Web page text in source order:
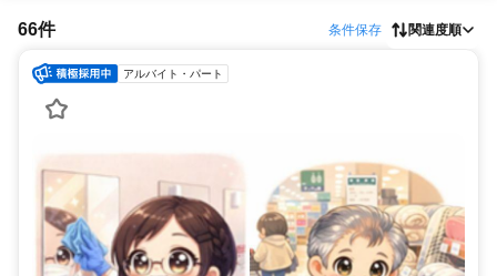
66件 条件保存 関連度順
アルバイト・パート